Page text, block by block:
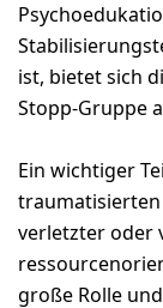
ist, bietet sich
Stopp-Gruppe
Ein wichtiger
verletzter oder
große Rolle